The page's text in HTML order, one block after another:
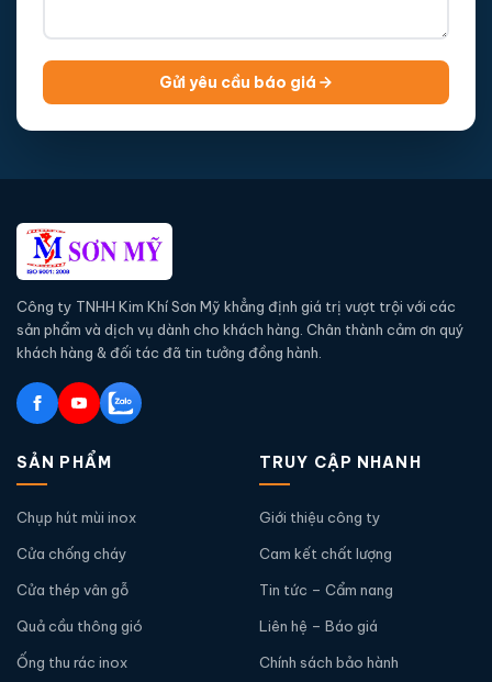
Gửi yêu cầu báo giá
Công ty TNHH Kim Khí Sơn Mỹ khẳng định giá trị vượt trội với các
sản phẩm và dịch vụ dành cho khách hàng. Chân thành cảm ơn quý
khách hàng & đối tác đã tin tưởng đồng hành.
SẢN PHẨM
Chụp hút mùi inox
Cửa chống cháy
Cửa thép vân gỗ
Quả cầu thông gió
Ống thu rác inox
TRUY CẬP NHANH
Giới thiệu công ty
Cam kết chất lượng
Tin tức – Cẩm nang
Liên hệ – Báo giá
Chính sách bảo hành